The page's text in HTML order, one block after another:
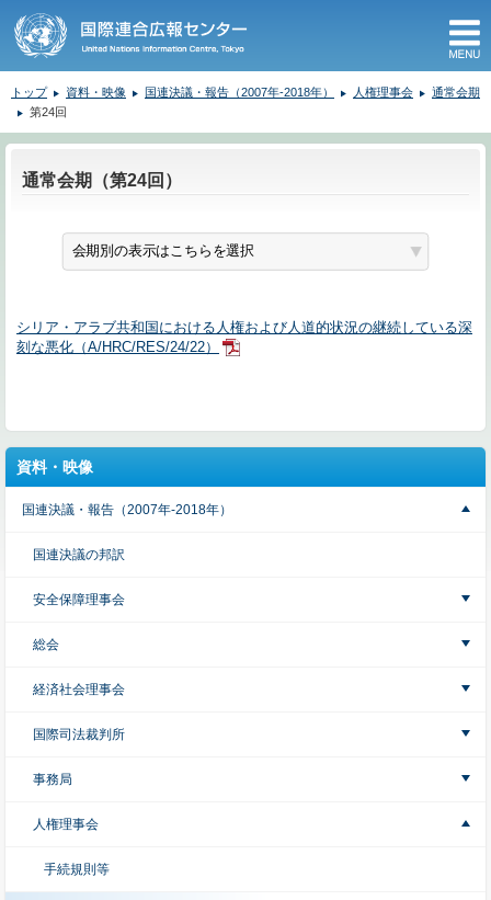
トップ 資料・映像 国連決議・報告（2007年-2018年） 人権理事会
通常会期
第24回
通常会期（第24回）
シリア・アラブ共和国における人権および人道的状況の継続している深
刻な悪化（A/HRC/RES/24/22）
資料・映像
国連決議・報告（2007年-2018年）
国連決議の邦訳
安全保障理事会
総会
経済社会理事会
国際司法裁判所
事務局
人権理事会
手続規則等